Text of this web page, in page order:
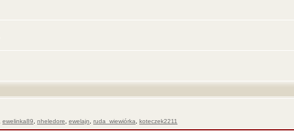
ewelinka89 nheledore ewelajn ruda_wiewiórka koteczek2211